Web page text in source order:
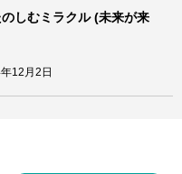
しむミラクル (未来が来
12月2日